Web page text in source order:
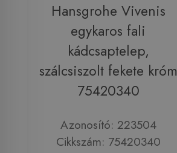
Hansgrohe Vivenis
egykaros fali
kádcsaptelep,
szálcsiszolt fekete króm
75420340
Azonosító: 223504
Cikkszám: 75420340